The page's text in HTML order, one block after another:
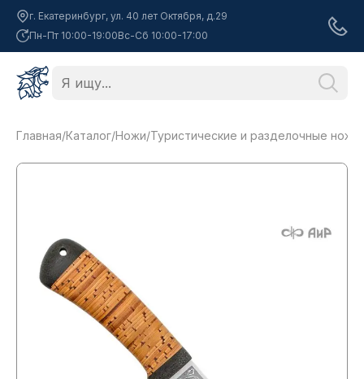
г. Екатеринбург, ул. 40 лет Октября, д.29
Пн-Пт 10:00-19:00Вс-Сб 10:00-17:00
Главная/Каталог/Ножи/Туристические и разделочные ножи